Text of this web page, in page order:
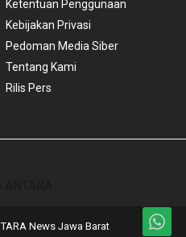
Ketentuan Penggunaan
Kebijakan Privasi
Pedoman Media Siber
Tentang Kami
Rilis Pers
News Jawa Barat